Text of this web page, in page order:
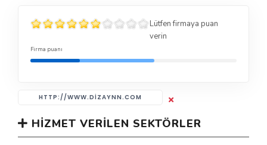
Lütfen firmaya puan
verin
Firma puanı
HTTP://WWW.DIZAYNN.COM
HIZMET VERILEN SEKTÖRLER